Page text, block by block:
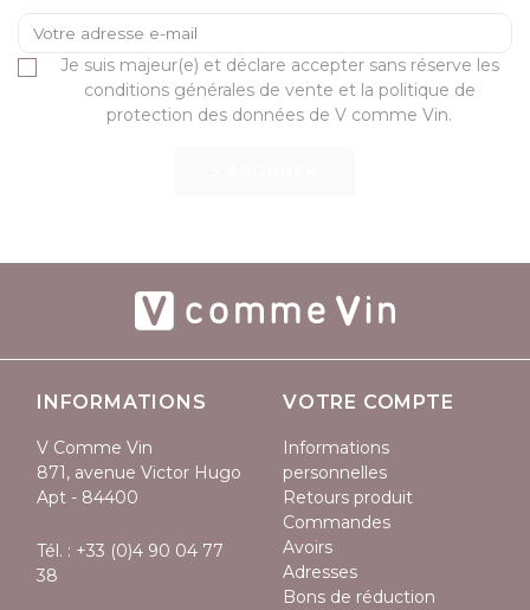
Je suis majeur(e) et déclare accepter sans réserve les
conditions générales de vente et la politique de
protection des données de V comme Vin.
INFORMATIONS
V Comme Vin
871, avenue Victor Hugo
Apt - 84400
Tél. : +33 (0)4 90 04 77
38
VOTRE COMPTE
Informations
personnelles
Retours produit
Commandes
Avoirs
Adresses
Bons de réduction